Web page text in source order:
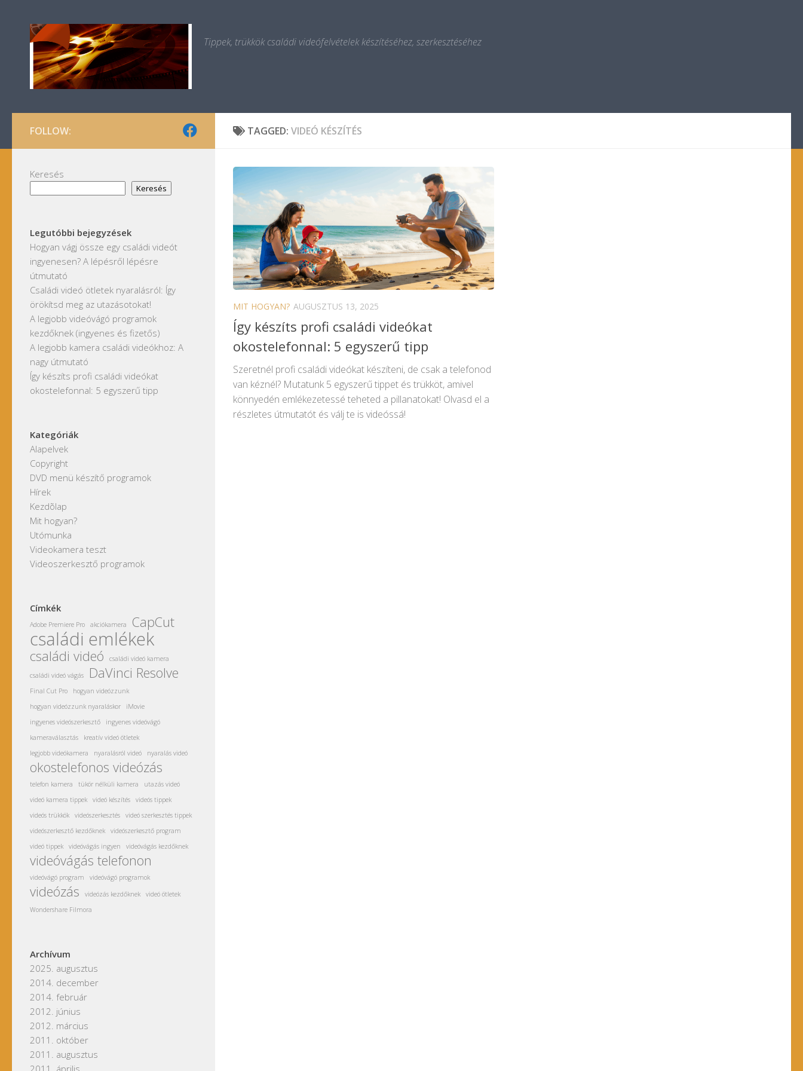
Tippek, trükkök családi videófelvételek készítéséhez, szerkesztéséhez
TAGGED: VIDEÓ KÉSZÍTÉS
MIT HOGYAN? AUGUSZTUS 13, 2025
Így készíts profi családi videókat
okostelefonnal: 5 egyszerű tipp
Szeretnél profi családi videókat készíteni, de csak a telefonod
van kéznél? Mutatunk 5 egyszerű tippet és trükköt, amivel
könnyedén emlékezetessé teheted a pillanatokat! Olvasd el a
részletes útmutatót és válj te is videóssá!
FOLLOW:
Keresés
Keresés
Legutóbbi bejegyzések
Hogyan vágj össze egy családi videót
ingyenesen? A lépésről lépésre
útmutató
Családi videó ötletek nyaralásról: Így
örökítsd meg az utazásotokat!
A legjobb videóvágó programok
kezdőknek (ingyenes és fizetős)
A legjobb kamera családi videókhoz: A
nagy útmutató
Így készíts profi családi videókat
okostelefonnal: 5 egyszerű tipp
Kategóriák
Alapelvek
Copyright
DVD menü készítő programok
Hírek
Kezdõlap
Mit hogyan?
Utómunka
Videokamera teszt
Videoszerkesztő programok
Címkék
Adobe Premiere Pro akciókamera CapCut
családi emlékek
családi videó
családi videó kamera
családi videó vágás
DaVinci Resolve
Final Cut Pro
hogyan videózzunk
hogyan videózzunk nyaraláskor
iMovie
ingyenes videószerkesztő
ingyenes videóvágó
kameraválasztás
kreatív videó ötletek
legjobb videókamera
nyaralásról videó nyaralás videó
okostelefonos videózás
telefon kamera tükör nélküli kamera
utazás videó
videó kamera tippek
videó készítés
videós tippek
videós trükkök
videószerkesztés
videó szerkesztés tippek
videószerkesztő kezdőknek
videószerkesztő program
videó tippek
videóvágás ingyen videóvágás kezdőknek
videóvágás telefonon
videóvágó program videóvágó programok
videózás videózás kezdőknek
videó ötletek
Wondershare Filmora
Archívum
2025. augusztus
2014. december
2014. február
2012. június
2012. március
2011. október
2011. augusztus
2011. április